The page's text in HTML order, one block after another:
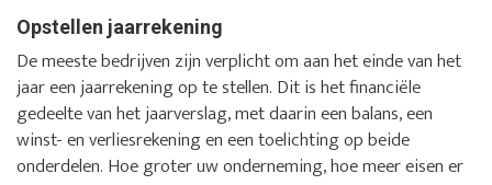
Opstellen jaarrekening
De meeste bedrijven zijn verplicht om aan het einde van het
jaar een jaarrekening op te stellen. Dit is het financiële
gedeelte van het jaarverslag, met daarin een balans, een
winst- en verliesrekening en een toelichting op beide
onderdelen. Hoe groter uw onderneming, hoe meer eisen er